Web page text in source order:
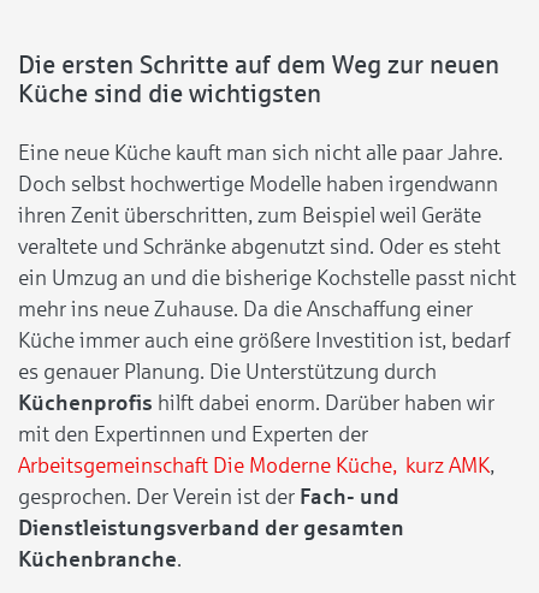
Die ersten Schritte auf dem Weg zur neuen
Küche sind die wichtigsten
Eine neue Küche kauft man sich nicht alle paar Jahre.
Doch selbst hochwertige Modelle haben irgendwann
ihren Zenit überschritten, zum Beispiel weil Geräte
veraltete und Schränke abgenutzt sind. Oder es steht
ein Umzug an und die bisherige Kochstelle passt nicht
mehr ins neue Zuhause. Da die Anschaffung einer
Küche immer auch eine größere Investition ist, bedarf
es genauer Planung. Die Unterstützung durch
Küchenprofis hilft dabei enorm. Darüber haben wir
mit den Expertinnen und Experten der
Arbeitsgemeinschaft Die Moderne Küche, kurz AMK,
gesprochen. Der Verein ist der Fach- und
Dienstleistungsverband der gesamten
Küchenbranche.